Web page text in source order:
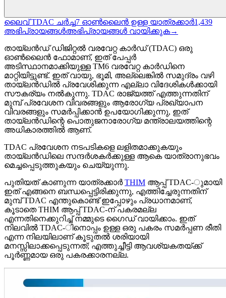
ലൈവ് TDAC ചർച്ച7 ഓൺലൈൻ ഉള്ള യാത്രക്കാർ1,439
അഭിപ്രായങ്ങൾഅഭിപ്രായങ്ങൾ വായിക്കുക→
തായ്‌ലൻഡ് ഡിജിറ്റൽ വരവേറ്റ കാർഡ് (TDAC) ഒരു
ഓൺലൈൻ ഫോമാണ്, ഇത് പേപ്പർ
അടിസ്ഥാനമാക്കിയുള്ള TM6 വരവേറ്റ കാർഡിനെ
മാറ്റിയിട്ടുണ്ട്. ഇത് വായു, ഭൂമി, അല്ലെങ്കിൽ സമുദ്രം വഴി
തായ്‌ലൻഡിൽ പ്രവേശിക്കുന്ന എല്ലാ വിദേശികൾക്കായി
സൗകര്യം നൽകുന്നു. TDAC രാജ്യത്ത് എത്തുന്നതിന്
മുമ്പ് പ്രവേശന വിവരങ്ങളും ആരോഗ്യ പ്രഖ്യാപന
വിവരങ്ങളും സമർപ്പിക്കാൻ ഉപയോഗിക്കുന്നു, ഇത്
തായ്‌ലൻഡിന്റെ പൊതുജനാരോഗ്യ മന്ത്രാലയത്തിന്റെ
അധികാരത്തിൽ ആണ്.
TDAC പ്രവേശന നടപടികളെ ലളിതമാക്കുകയും
തായ്‌ലൻഡിലെ സന്ദർശകർക്കുള്ള ആകെ യാത്രാനുഭവം
മെച്ചപ്പെടുത്തുകയും ചെയ്യുന്നു.
പുതിയത് കാണുന്ന യാത്രക്കാർ THIM ആപ്പ് TDAC-ുമായി
ഇത് എങ്ങനെ ബന്ധപ്പെട്ടിരിക്കുന്നു, എത്തിച്ചേരുന്നതിന്
മുമ്പ് TDAC എന്തുകൊണ്ട് ഇപ്പോഴും പ്രധാനമാണ്,
കൂടാതെ THIM ആപ്പ് TDAC-ന് പകരമല്ല
എന്നതിനെക്കുറിച്ച് നമ്മുടെ ഗൈഡ് വായിക്കാം. ഇത്
നിലവിൽ TDAC-ിനൊപ്പം ഉള്ള ഒരു പകരം സമർപ്പണ രീതി
എന്ന നിലയിലാണ് കൂടുതൽ ശരിയായി
മനസ്സിലാക്കപ്പെടുന്നത്; എത്തുച്ചീട്ടി ആവശ്യകതയ്ക്ക്
പൂർണ്ണമായ ഒരു പകരക്കാരനല്ല.